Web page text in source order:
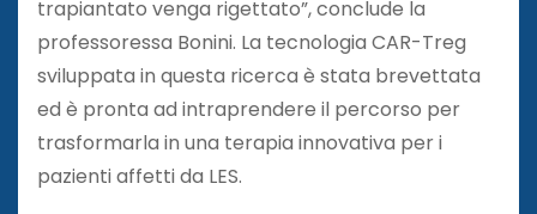
trapiantato venga rigettato”, conclude la
professoressa Bonini. La tecnologia CAR-Treg
sviluppata in questa ricerca è stata brevettata
ed è pronta ad intraprendere il percorso per
trasformarla in una terapia innovativa per i
pazienti affetti da LES.